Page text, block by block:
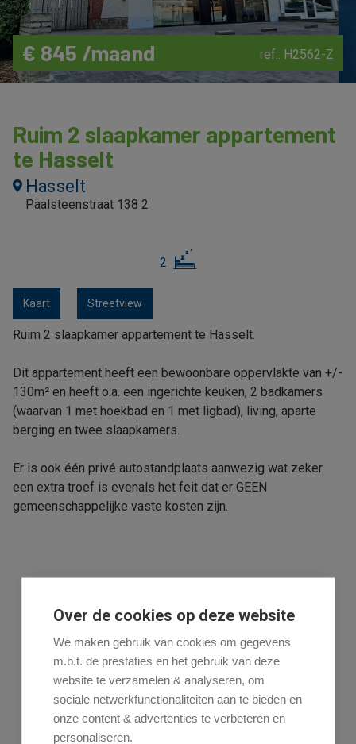
€ 845 /maand ref.: H2562-Z
Ruim 2 slaapkamer appartement
te Hasselt
Hasselt
Paalsteenstraat 138 2
2
Kaart Streetview
Ruim 2 slaapkamer appartement te Hasselt.
Dit appartement heeft een bewoonbare oppervlakte van +/-
130m² en heeft o.a. een ingerichte keuken, 2 badkamers
(waarvan 1 met hoekbad en 1 met ligbad), living, aparte
berging en twee slaapkamers.
Er is ook één privé autostandplaats aanwezig wat zeker
een extra troef is evenals het feit dat er GEEN
gemeenschappelijke vaste kosten zijn.
Deel dit pand
Algemeen Indeling Comfort
Over de cookies op deze website
We maken gebruik van cookies om gegevens
m.b.t. de prestaties en het gebruik van deze
website te verzamelen & analyseren, om
sociale netwerkfunctionaliteiten aan te bieden en
onze content & advertenties te verbeteren en
personaliseren.